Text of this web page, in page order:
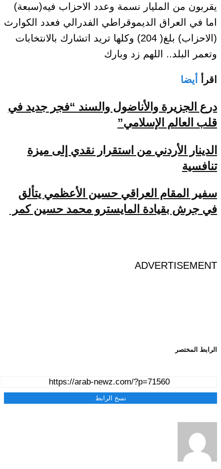
يقربون من المليار نسمة وعدد الاحزاب فيه(سبعة)
اما في العراق الديموقراطي الفدرالي فعدد الكوارث
(الاحزاب) بلغ( 204) وكلها تريد اتشارك بالانتخابات
وتعمر البلد.. اللهم زد وبارك
اقرأ أيضا
درع الجزيرة والأناضول والسند “فجر جديد في
قلب العالم الإسلامي”
الدينار الأردني من استقرار نقدي إلى ميزة
تنافسية
سفير المقام العراقي حسين الأعظمي يتألق
في جرش بقيادة المايسترو محمد حسين كمر
ADVERTISEMENT
الرابط المختصر
نسخ الرابط